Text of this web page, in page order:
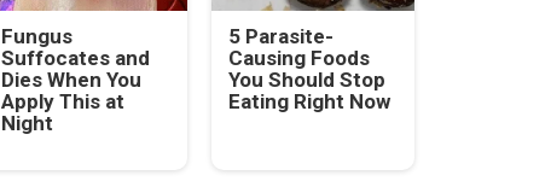
Fungus
Suffocates and
Dies When You
Apply This at
Night
5 Parasite-
Causing Foods
You Should Stop
Eating Right Now